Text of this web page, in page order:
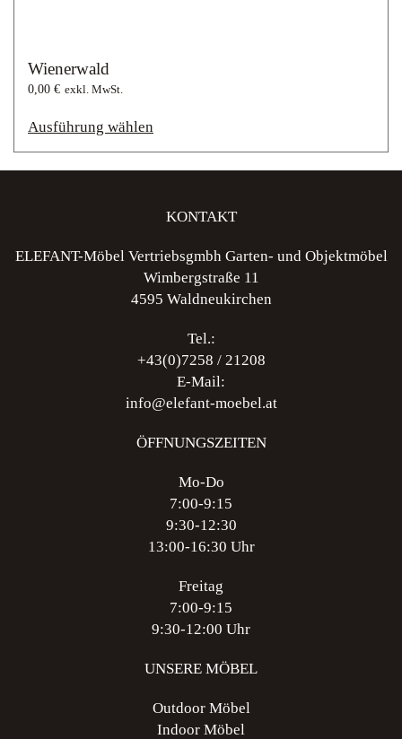
Wienerwald
0,00 €
Ausführung wählenProdukt
weist
mehrere
auf.
Optionen
können
auf
Produktseite
gewählt
werden
KONTAKT
ELEFANT-Möbel Vertriebsgmbh Garten- und Objektmöbel
Wimbergstraße 11
4595 Waldneukirchen
Tel.:
+43(0)7258 / 21208
E-Mail:
info@elefant-moebel.at
ÖFFNUNGSZEITEN
Mo-Do
7:00-9:15
9:30-12:30
13:00-16:30 Uhr
Freitag
7:00-9:15
9:30-12:00 Uhr
UNSERE MÖBEL
Outdoor Möbel
Indoor Möbel